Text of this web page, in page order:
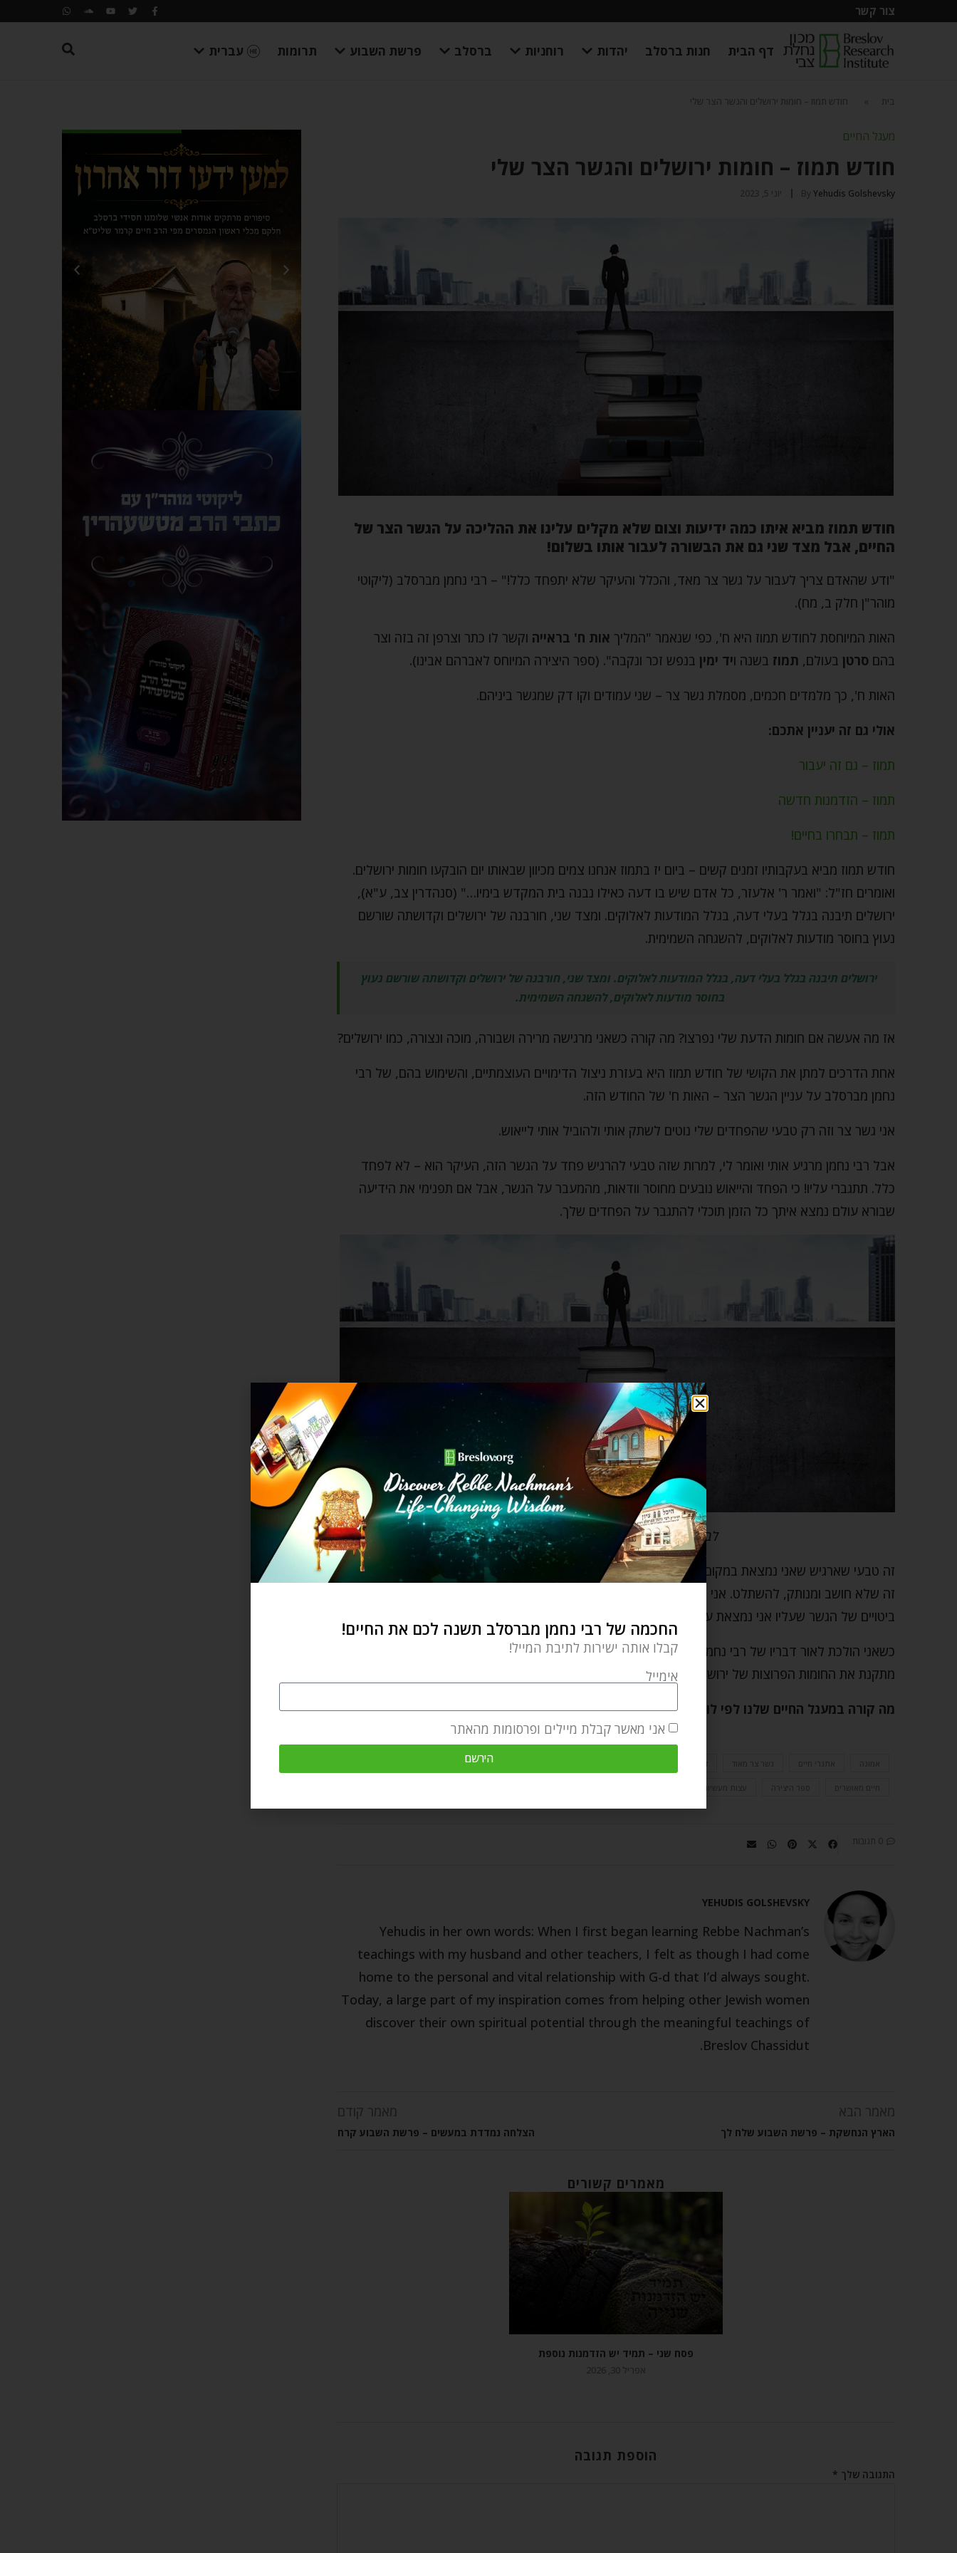
צור קשר
דף הבית חנות ברסלב יהדות רוחניות ברסלב פרשת השבוע תרומות עברית
בית חודש תמוז – חומות ירושלים והגשר הצר שלי
מעגל החיים
חודש תמוז – חומות ירושלים והגשר הצר שלי
By Yehudis Golshevsky יוני 5, 2023
חודש תמוז מביא איתו כמה ידיעות וצום שלא מקלים עלינו את ההליכה על הגשר הצר של
החיים, אבל מצד שני גם את הבשורה לעבור אותו בשלום!
"ודע שהאדם צריך לעבור על גשר צר מאד, והכלל והעיקר שלא יתפחד כלל!" – רבי נחמן מברסלב (ליקוטי
מוהר"ן חלק ב, מח).
האות המיוחסת לחודש תמוז היא ח', כפי שנאמר "המליך אות ח' בראייה וקשר לו כתר וצרפן זה בזה וצר
בהם סרטן בעולם, תמוז בשנה ויד ימין בנפש זכר ונקבה". (ספר היצירה המיוחס לאברהם אבינו).
האות ח', כך מלמדים חכמים, מסמלת גשר צר – שני עמודים וקו דק שמגשר ביניהם.
אולי גם זה יעניין אתכם:
תמוז – גם זה יעבור
תמוז – הזדמנות חדשה
תמוז – תבחרו בחיים!
חודש תמוז מביא בעקבותיו זמנים קשים – ביום יז בתמוז אנחנו צמים מכיוון שבאותו יום הובקעו חומות ירושלים.
ואומרים חז"ל: "ואמר ר' אלעזר, כל אדם שיש בו דעה כאילו נבנה בית המקדש בימיו…" (סנהדרין צב, ע"א),
ירושלים תיבנה בגלל בעלי דעה, בגלל המודעות לאלוקים. ומצד שני, חורבנה של ירושלים וקדושתה שורשם
נעוץ בחוסר מודעות לאלוקים, להשגחה השמימית.
ירושלים תיבנה בגלל בעלי דעה, בגלל המודעות לאלוקים. ומצד שני, חורבנה של ירושלים וקדושתה שורשם נעוץ
בחוסר מודעות לאלוקים, להשגחה השמימית.
אז מה אעשה אם חומות הדעת שלי נפרצו? מה קורה כשאני מרגישה מרירה ושבורה, מוכה ונצורה, כמו ירושלים?
אחת הדרכים למתן את הקושי של חודש תמוז היא בעזרת ניצול הדימויים העוצמתיים, והשימוש בהם, של רבי
נחמן מברסלב על עניין הגשר הצר – האות ח' של החודש הזה.
אני גשר צר וזה רק טבעי שהפחדים שלי נוטים לשתק אותי ולהוביל אותי לייאוש.
אבל רבי נחמן מרגיע אותי ואומר לי, למרות שזה טבעי להרגיש פחד על הגשר הזה, העיקר הוא – לא לפחד
כלל. תתגברי עליו! כי הפחד והייאוש נובעים מחוסר וודאות, מהמעבר על הגשר, אבל אם תפנימי את הידיעה
שבורא עולם נמצא איתך כל הזמן תוכלי להתגבר על הפחדים שלך.
לבנות את חומות הדעת עם הגשר הצר…
זה טבעי שארגיש שאני נמצאת במקום קשה לפעמים. המבחן העיקרי שלי הוא לא לאפשר למקום הזה בתוכי,
זה שלא חושב ומנותק, להשתלט. אני תופסת את עצמי על הגשר הצר שלי וזוכרת שההרגשות שהאלה הם רק
ביטויים של הגשר שעליו אני נמצאת עכשיו.
כשאני הולכת לאור דבריו של רבי נחמן ונלחמת בפחד עד שהוא יעבור ודברים ישתפרו ויתבהרו, אני לאט לאט
מתקנת את החומות הפרוצות של ירושלים שלי ועוברת לצד השני בבטחה, עוברת את חודש תמוז עם כל הכוח.
מה קורה במעגל החיים שלנו לפי לוח השנה? אתם מוזמנים לגלות בקישור הזה.
אמונה אתגרי חיים גשר צר מאוד חומות ירושלים
חיים מאושרים ספר היצירה עצות מעשיות
0 תגובות
YEHUDIS GOLSHEVSKY
Yehudis in her own words: When I first began learning Rebbe Nachman’s
teachings with my husband and other teachers, I felt as though I had come
home to the personal and vital relationship with G-d that I’d always sought.
Today, a large part of my inspiration comes from helping other Jewish women
discover their own spiritual potential through the meaningful teachings of
Breslov Chassidut.
מאמר הבא
הארץ הנחשקת – פרשת השבוע שלח לך
מאמר קודם
הצלחה נמדדת במעשים – פרשת השבוע קרח
מאמרים קשורים
פסח שני – תמיד יש הזדמנות נוספת
אפריל 30, 2026
הוספת תגובה
התגובה שלך *
החכמה של רבי נחמן מברסלב תשנה לכם את החיים!
קבלו אותה ישירות לתיבת המייל!
אימייל
אני מאשר קבלת מיילים ופרסומות מהאתר
הירשם